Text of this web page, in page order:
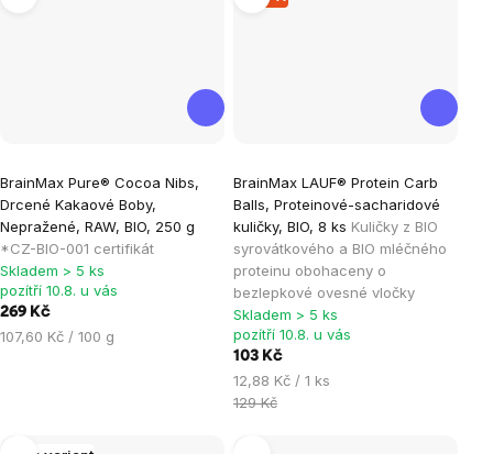
BrainMax Pure® Cocoa Nibs,
Drcené Kakaové Boby,
Nepražené, RAW, BIO, 250 g
*CZ-BIO-001 certifikát
hodnocení
produktu
je
5,0
z
Skladem > 5 ks
pozítří 10.8. u vás
269 Kč
Měrná
107,60 Kč / 100 g
BrainMax LAUF® Protein Carb
Balls, Proteinové-sacharidové
kuličky, BIO, 8 ks Kuličky z BIO
syrovátkového a BIO mléčného
proteinu obohaceny o
bezlepkové ovesné vločky
Skladem > 5 ks
pozítří 10.8. u vás
103 Kč
Měrná
cena:
12,88 Kč / 1 ks
129 Kč